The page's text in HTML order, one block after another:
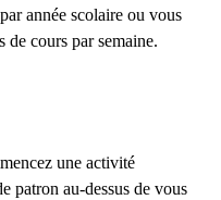
année scolaire ou vous
de cours par semaine.
une activité
patron au-dessus de vous